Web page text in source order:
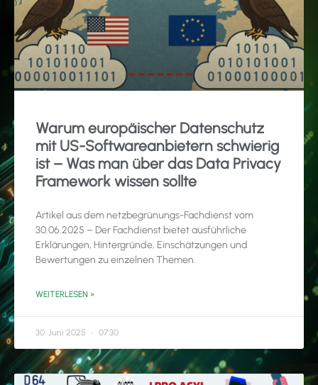
Warum europäischer Datenschutz
mit US-Softwareanbietern schwierig
ist – Was man über das Data Privacy
Framework wissen sollte
Artikel aus dem netzbegrünungs-Fachdienst vom
30.06.2025 – Der Fachdienst bietet ausführliche
Erklärungen, Hintergründe, Einschätzungen und
Bewertungen zu einzelnen Themen.
WEITERLESEN »
30. Juni 2025 07:30